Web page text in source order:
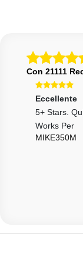
Con 21111
Eccellente
5+ Stars.
Works Per
MIKE350M